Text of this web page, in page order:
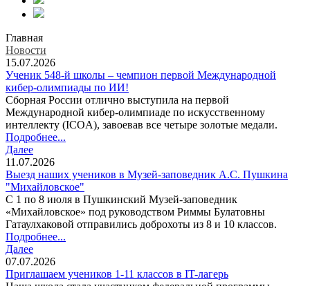
Главная
Новости
15.07.2026
Ученик 548-й школы – чемпион первой Международной
кибер-олимпиады по ИИ!
Сборная России отлично выступила на первой
Международной кибер-олимпиаде по искусственному
интеллекту (ICOA), завоевав все четыре золотые медали.
Подробнее...
Далее
11.07.2026
Выезд наших учеников в Музей-заповедник А.С. Пушкина
"Михайловское"
С 1 по 8 июля в Пушкинский Музей-заповедник
«Михайловское» под руководством Риммы Булатовны
Гатаулхаковой отправились доброхоты из 8 и 10 классов.
Подробнее...
Далее
07.07.2026
Приглашаем учеников 1-11 классов в IT-лагерь